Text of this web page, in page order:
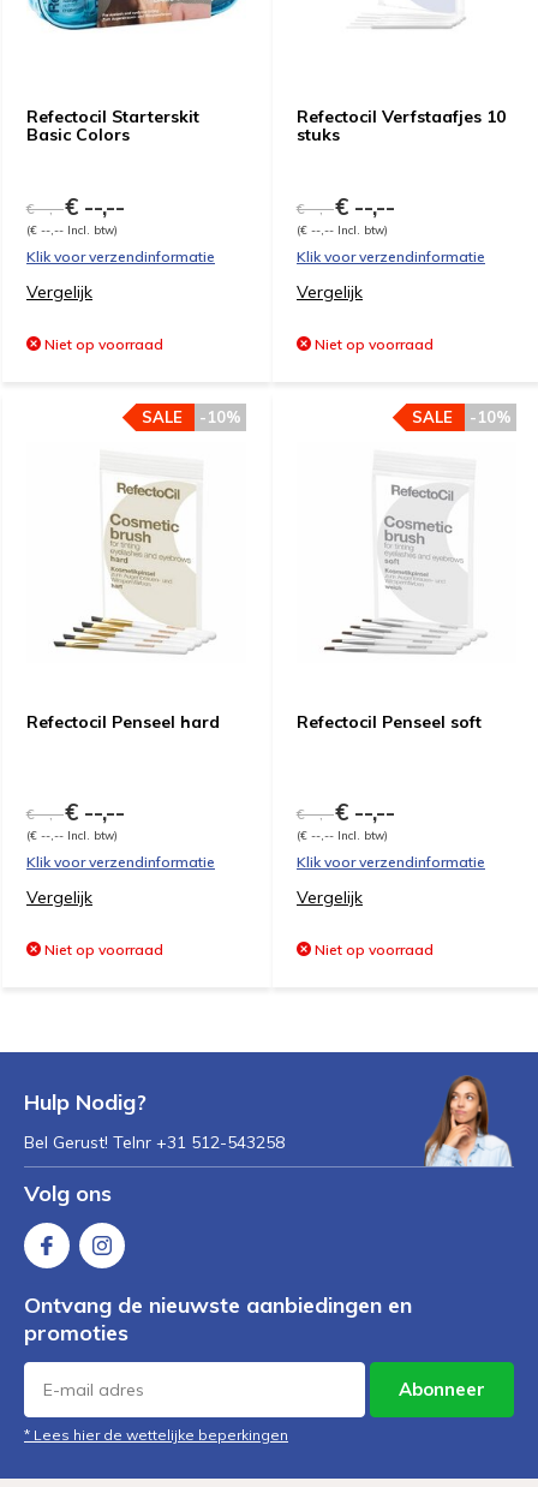
Refectocil Starterskit
Basic Colors
€ --,--€ --,--
(€ --,-- Incl. btw)
Klik voor verzendinformatie
Vergelijk
Niet op voorraad
Refectocil Verfstaafjes 10
stuks
€ --,--€ --,--
(€ --,-- Incl. btw)
Klik voor verzendinformatie
Vergelijk
Niet op voorraad
Refectocil Penseel hard
-10%
SALE
€ --,--€ --,--
(€ --,-- Incl. btw)
Klik voor verzendinformatie
Vergelijk
Niet op voorraad
Refectocil Penseel soft
-10%
SALE
€ --,--€ --,--
(€ --,-- Incl. btw)
Klik voor verzendinformatie
Vergelijk
Niet op voorraad
Hulp Nodig?
Bel Gerust! Telnr +31 512-543258
Volg ons
Ontvang de nieuwste aanbiedingen en
promoties
Abonneer
* Lees hier de wettelijke beperkingen